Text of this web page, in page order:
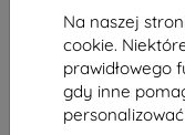
Na naszej
cookie.
prawidłowego
gdy inne
Shield-Sk s.r.o.